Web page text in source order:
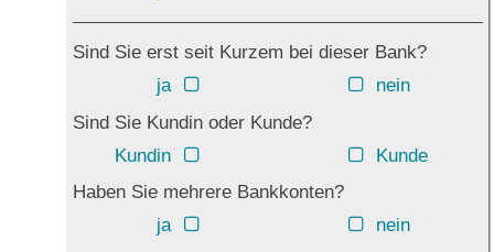
Sind Sie erst seit Kurzem bei dieser Bank?
ja
nein
Sind Sie Kundin oder Kunde?
Kundin
Kunde
Haben Sie mehrere Bankkonten?
ja
nein